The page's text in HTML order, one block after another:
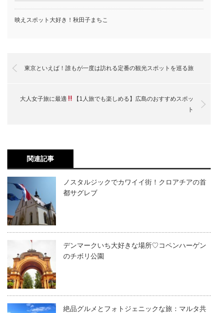
映えスポット大好き！秋田子まちこ
東京といえば！誰もが一度は訪れる定番の観光スポットを巡る旅
大人女子旅に最適
【1人旅でも楽しめる】広島のおすすめスポッ
ト
関連記事
ノスタルジックでカワイイ街！クロアチアの首
都サグレブ
デンマークいち大好きな場所♡コペンハーゲン
のチボリ公園
絶品グルメとフォトジェニックな旅：マルタ共